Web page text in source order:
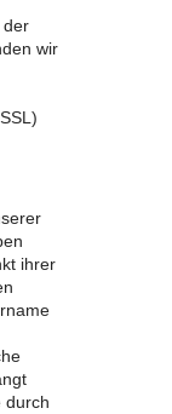
der
wir
ihrer
durch